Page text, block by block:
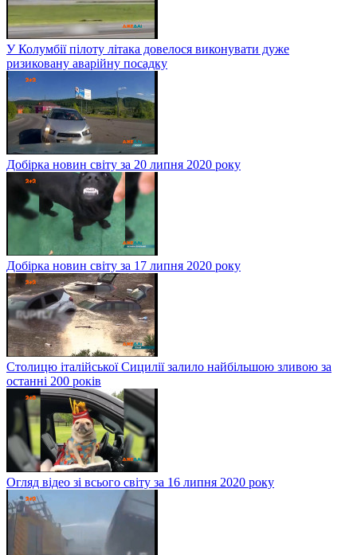
У Колумбії пілоту літака довелося виконувати дуже
ризиковану аварійну посадку
Добірка новин світу за 20 липня 2020 року
Добірка новин світу за 17 липня 2020 року
Столицю італійської Сицилії залило найбільшою зливою за
останні 200 років
Огляд відео зі всього світу за 16 липня 2020 року